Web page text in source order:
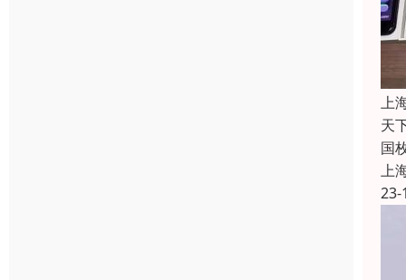
上
天
国
上
23-